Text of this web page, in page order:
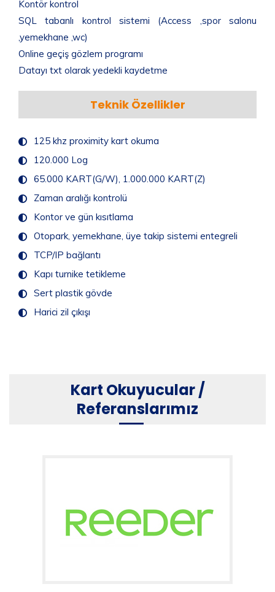
Kontör kontrol
SQL tabanlı kontrol sistemi (Access ,spor salonu
,yemekhane ,wc)
Online geçiş gözlem programı
Datayı txt olarak yedekli kaydetme
Teknik Özellikler
125 khz proximity kart okuma
120.000 Log
65.000 KART(G/W), 1.000.000 KART(Z)
Zaman aralığı kontrolü
Kontor ve gün kısıtlama
Otopark, yemekhane, üye takip sistemi entegreli
TCP/IP bağlantı
Kapı turnike tetikleme
Sert plastik gövde
Harici zil çıkışı
Kart Okuyucular /
Referanslarımız